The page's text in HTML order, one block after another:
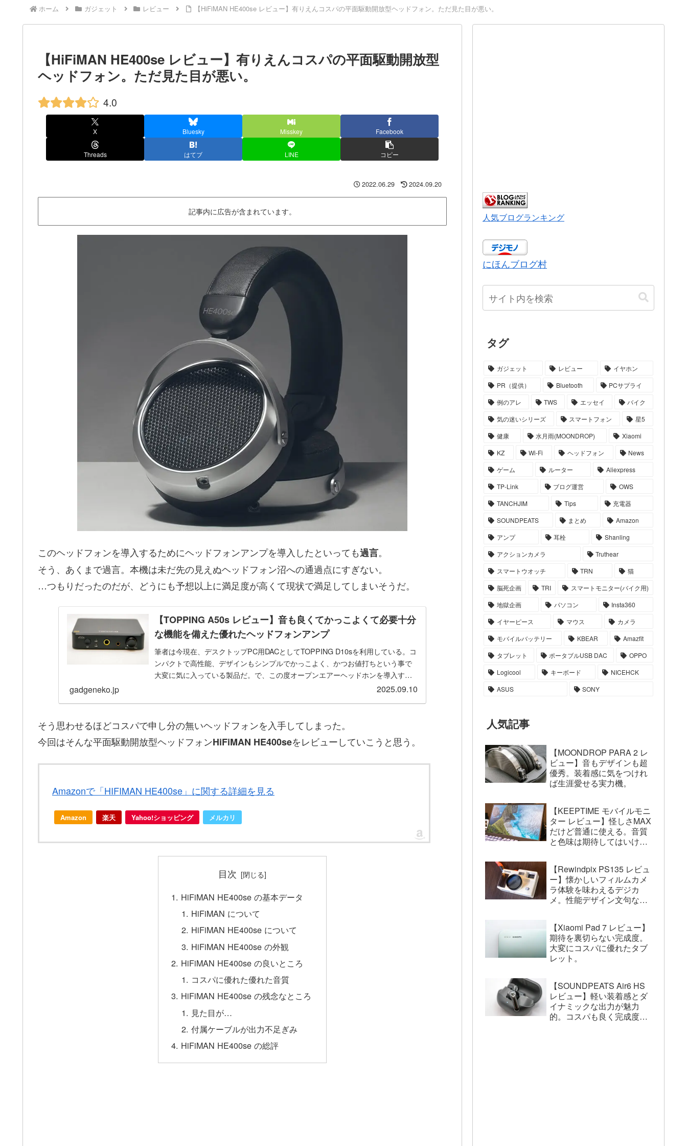
ホーム ガジェット レビュー 【HiFiMAN HE400se レビュー】有りえんコスパの平面駆動開放型ヘッドフォン。ただ見た目が悪い。
【HiFiMAN HE400se レビュー】有りえんコスパの平面駆動開放型
ヘッドフォン。ただ見た目が悪い。
4.0
X Bluesky Misskey Facebook
Threads はてブ LINE コピー
2022.06.29 2024.09.20
記事内に広告が含まれています。
このヘッドフォンを導入するためにヘッドフォンアンプを導入したといっても過言。
そう、あくまで過言。本機は未だ先の見えぬヘッドフォン沼への通過点にすぎない。
…つもりだったのだが、どうにも予想以上に満足度が高くて現状で満足してしまいそうだ。
【TOPPING A50s レビュー】音も良くてかっこよくて必要十分
な機能を備えた優れたヘッドフォンアンプ
筆者は今現在、デスクトップPC用DACとしてTOPPING D10sを利用している。コ
ンパクトで高性能、デザインもシンプルでかっこよく、かつお値打ちという事で
大変に気に入っている製品だ。で、この度オープンエアーヘッドホンを導入する
gadgeneko.jp 2025.09.10
そう思わせるほどコスパで申し分の無いヘッドフォンを入手してしまった。
今回はそんな平面駆動開放型ヘッドフォンHiFiMAN HE400seをレビューしていこうと思う。
Amazonで「HIFIMAN HE400se」に関する詳細を見る
Amazon 楽天 Yahoo!ショッピング メルカリ
目次
HiFiMAN HE400se の基本データ
HiFiMAN について
HiFiMAN HE400se について
HiFiMAN HE400se の外観
HiFiMAN HE400se の良いところ
コスパに優れた優れた音質
HiFiMAN HE400se の残念なところ
見た目が…
付属ケーブルが出力不足ぎみ
HiFiMAN HE400se の総評
人気ブログランキング
にほんブログ村
タグ
ガジェット レビュー
イヤホン
PR（提供）
Bluetooth
PCサプライ
例のアレ
TWS エッセイ
バイク
気の迷いシリーズ
スマートフォン
星5
健康
水月雨(MOONDROP)
Xiaomi
KZ
Wi-Fi ヘッドフォン
News
ゲーム
ルーター
Aliexpress
TP-Link
ブログ運営
OWS
TANCHJIM
Tips
充電器
SOUNDPEATS
まとめ
Amazon
アンプ
耳栓
Shanling
アクションカメラ
Truthear
スマートウオッチ
TRN
猫
脳死企画
TRI
スマートモニター(バイク用)
地獄企画
パソコン
Insta360
イヤーピース
マウス
カメラ
モバイルバッテリー
KBEAR
Amazfit
タブレット
ポータブルUSB DAC
OPPO
Logicool
キーボード
NICEHCK
ASUS
SONY
人気記事
【MOONDROP PARA 2 レ
ビュー】音もデザインも超
優秀。装着感に気をつけれ
ば生涯愛せる実力機。
【KEEPTIME モバイルモニ
ター レビュー】怪しさMAX
だけど普通に使える。音質
と色味は期待してはいけな
【Rewindpix PS135 レビュ
ー】懐かしいフィルムカメ
ラ体験を味わえるデジカ
メ。性能デザイン文句な
【Xiaomi Pad 7 レビュー】
期待を裏切らない完成度。
大変にコスパに優れたタブ
レット。
【SOUNDPEATS Air6 HS
レビュー】軽い装着感とダ
イナミックな出力が魅力
的。コスパも良く完成度は